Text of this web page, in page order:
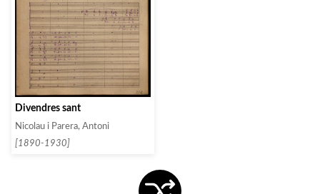
Divendres sant
Nicolau i Parera, Antoni
[1890-1930]